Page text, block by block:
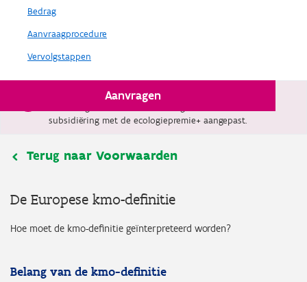
Bedrag
Aanvraagprocedure
Vervolgstappen
Aanvragen
Vanaf 1 januari 2026 is de limitatieve lijst met
subsidiëring met de ecologiepremie+ aangepast.
Terug naar Voorwaarden
De Europese kmo-definitie
Hoe moet de kmo-definitie geïnterpreteerd worden?
Belang van de kmo-definitie